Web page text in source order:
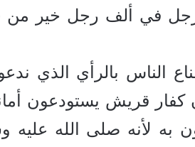
رجل في ألف رجل خير من
الناس بالرأي الذي
قريش يستودعون
به لأنه صلى الله عليه